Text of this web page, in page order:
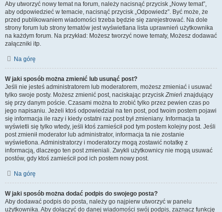
Aby utworzyć nowy temat na forum, należy nacisnąć przycisk „Nowy temat”,
aby odpowiedzieć w temacie, nacisnąć przycisk „Odpowiedz”. Być może, że
przed publikowaniem wiadomości trzeba będzie się zarejestrować. Na dole
strony forum lub strony tematów jest wyświetlana lista uprawnień użytkownika
na każdym forum. Na przykład: Możesz tworzyć nowe tematy, Możesz dodawać
załączniki itp.
Na górę
W jaki sposób można zmienić lub usunąć post?
Jeśli nie jesteś administratorem lub moderatorem, możesz zmieniać i usuwać
tylko swoje posty. Możesz zmienić post, naciskając przyciskZmień znajdujący
się przy danym poście. Czasami można to zrobić tylko przez pewien czas po
jego napisaniu. Jeżeli ktoś odpowiedział na ten post, pod twoim postem pojawi
się informacja ile razy i kiedy ostatni raz post był zmieniany. Informacja ta
wyświetli się tylko wtedy, jeśli ktoś zamieścił pod tym postem kolejny post. Jeśli
post zmienił moderator lub administrator, informacja ta nie zostanie
wyświetlona. Administratorzy i moderatorzy mogą zostawić notatkę z
informacją, dlaczego ten post zmieniali. Zwykli użytkownicy nie mogą usuwać
postów, gdy ktoś zamieścił pod ich postem nowy post.
Na górę
W jaki sposób można dodać podpis do swojego posta?
Aby dodawać podpis do posta, należy go najpierw utworzyć w panelu
użytkownika. Aby dołączyć do danej wiadomości swój podpis, zaznacz funkcję